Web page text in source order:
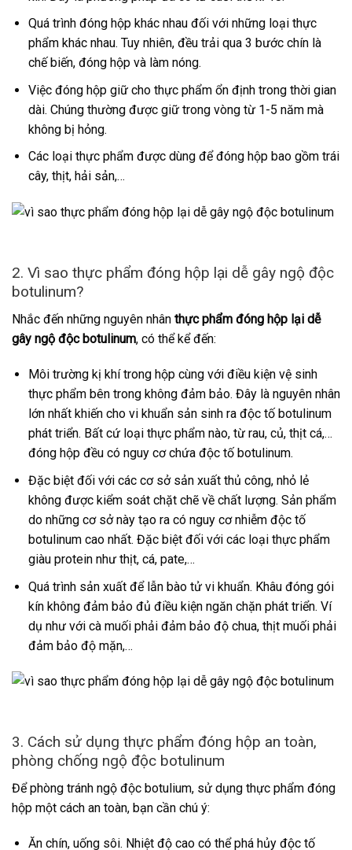
Quá trình đóng hộp khác nhau đối với những loại thực
phẩm khác nhau. Tuy nhiên, đều trải qua 3 bước chín là
chế biến, đóng hộp và làm nóng.
Việc đóng hộp giữ cho thực phẩm ổn định trong thời gian
dài. Chúng thường được giữ trong vòng từ 1-5 năm mà
không bị hỏng.
Các loại thực phẩm được dùng để đóng hộp bao gồm trái
cây, thịt, hải sản,…
2. Vì sao thực phẩm đóng hộp lại dễ gây ngộ độc
botulinum?
Nhắc đến những nguyên nhân thực phẩm đóng hộp lại dễ
gây ngộ độc botulinum, có thể kể đến:
Môi trường kị khí trong hộp cùng với điều kiện vệ sinh
thực phẩm bên trong không đảm bảo. Đây là nguyên nhân
lớn nhất khiến cho vi khuẩn sản sinh ra độc tố botulinum
phát triển. Bất cứ loại thực phẩm nào, từ rau, củ, thịt cá,…
đóng hộp đều có nguy cơ chứa độc tố botulinum.
Đặc biệt đối với các cơ sở sản xuất thủ công, nhỏ lẻ
không được kiểm soát chặt chẽ về chất lượng. Sản phẩm
do những cơ sở này tạo ra có nguy cơ nhiễm độc tố
botulinum cao nhất. Đặc biệt đối với các loại thực phẩm
giàu protein như thịt, cá, pate,…
Quá trình sản xuất để lẫn bào tử vi khuẩn. Khâu đóng gói
kín không đảm bảo đủ điều kiện ngăn chặn phát triển. Ví
dụ như với cà muối phải đảm bảo độ chua, thịt muối phải
đảm bảo độ mặn,…
3. Cách sử dụng thực phẩm đóng hộp an toàn,
phòng chống ngộ độc botulinum
Để phòng tránh ngộ độc botulium, sử dụng thực phẩm đóng
hộp một cách an toàn, bạn cần chú ý:
Ăn chín, uống sôi. Nhiệt độ cao có thể phá hủy độc tố